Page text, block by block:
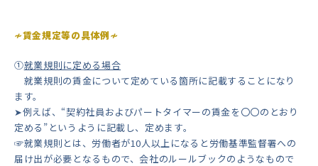
≁賃金規定等の具体例≁
①就業規則に定める場合
就業規則の賃金について定めている箇所に記載することになり
ます。
➤例えば、“契約社員およびパートタイマーの賃金を〇〇のとおり
定める”というように記載し、定めます。
☞就業規則とは、労働者が10人以上になると労働基準監督署への
届け出が必要となるもので、会社のルールブックのようなもので